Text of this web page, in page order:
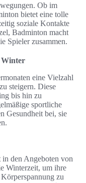
Ob im
bietet eine tolle
soziale Kontakte
Badminton macht
Spieler zusammen.
Winter
eine Vielzahl
steigern. Diese
bis hin zu
sportliche
Gesundheit bei, sie
den Angeboten von
Winterzeit, um ihre
zu